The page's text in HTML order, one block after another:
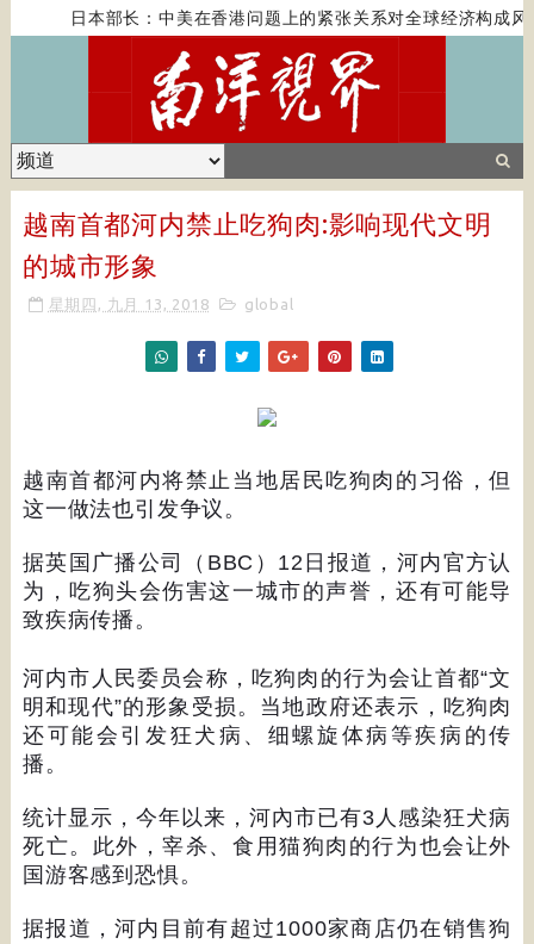
日本部长：中美在香港问题上的紧张关系对全球经济构成风险
越南首都河内禁止吃狗肉:影响现代文明
的城市形象
星期四, 九月 13, 2018 global
越南首都河内将禁止当地居民吃狗肉的习俗，但
这一做法也引发争议。
据英国广播公司（ BBC ） 12 日报道，河内官方认
为，吃狗头会伤害这一城市的声誉，还有可能导
致疾病传播。
河内市人民委员会称，吃狗肉的行为会让首都“文
明和现代”的形象受损。当地政府还表示，吃狗肉
还可能会引发狂犬病、细螺旋体病等疾病的传
播。
统计显示，今年以来，河內市已有3 人感染狂犬病
死亡。此外，宰杀、食用猫狗肉的行为也会让外
国游客感到恐惧。
据报道，河内目前有超过1000家商店仍在销售狗